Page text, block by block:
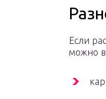
Если
можно